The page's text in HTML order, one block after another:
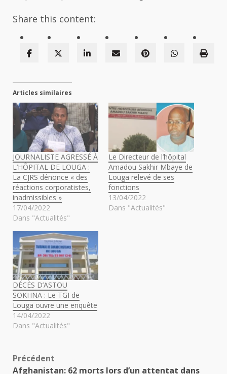
Share this content:
Articles similaires
JOURNALISTE AGRESSÉ À
L’HÔPITAL DE LOUGA :
La CJRS dénonce « des
réactions corporatistes,
inadmissibles »
17/04/2022
Dans "Actualités"
Le Directeur de l’hôpital
Amadou Sakhir Mbaye de
Louga relevé de ses
fonctions
13/04/2022
Dans "Actualités"
DÉCÈS D’ASTOU
SOKHNA : Le TGI de
Louga ouvre une enquête
14/04/2022
Dans "Actualités"
Navigation
Précédent
Afghanistan: 62 morts lors d’un attentat dans